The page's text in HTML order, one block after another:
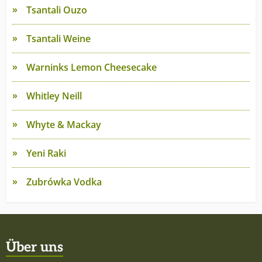
Tsantali Ouzo
Tsantali Weine
Warninks Lemon Cheesecake
Whitley Neill
Whyte & Mackay
Yeni Raki
Zubrówka Vodka
Über uns